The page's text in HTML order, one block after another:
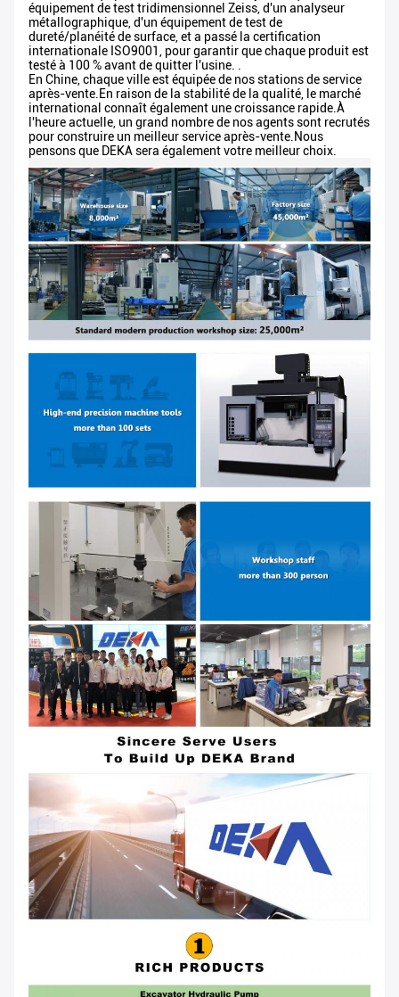
équipement de test tridimensionnel Zeiss, d'un analyseur
métallographique, d'un équipement de test de
dureté/planéité de surface, et a passé la certification
internationale ISO9001, pour garantir que chaque produit est
testé à 100 % avant de quitter l'usine. .
En Chine, chaque ville est équipée de nos stations de service
après-vente.En raison de la stabilité de la qualité, le marché
international connaît également une croissance rapide.À
l'heure actuelle, un grand nombre de nos agents sont recrutés
pour construire un meilleur service après-vente.Nous
pensons que DEKA sera également votre meilleur choix.